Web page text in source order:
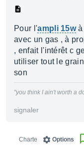
Pour l'ampli 15wà
avec un gas , à
, enfait l'intérêt c
utiliser tout le
son
"you think I ain't worth a
signaler
Options
Charte